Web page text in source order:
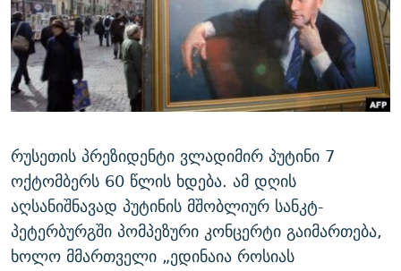
ᲛᲝᲚᲐᲞᲐᲠᲐᲙᲔ ᲢᲔᲥᲡᲢᲔᲑᲘ
ᲨᲘᲜ - ᲣᲪᲮᲝᲔᲗᲨᲘ
ᲚᲘᲢᲔᲠᲐᲢᲣᲠᲣᲚᲘ ᲬᲐᲮᲜᲐᲒᲔᲑᲘ
ᲐᲛᲔᲠᲘᲙᲣᲚᲘ ᲛᲝᲗᲮᲠᲝᲑᲐ
ᲘᲛᲞᲔᲠᲘᲐ ᲓᲐ ᲠᲐᲓᲘᲝ
ᲩᲔᲛᲘ ᲡᲘᲙᲕᲓᲘᲚᲘᲡ ᲛᲘᲖᲔᲖᲘᲐ COVID-19
11 ᲬᲔᲚᲘ - 11 ᲐᲛᲑᲐᲕᲘ
ᲡᲐᲞᲐᲠᲚᲐᲛᲔᲜᲢᲝ ᲐᲠᲩᲔᲕᲜᲔᲑᲘᲡ ᲘᲡᲢᲝᲠᲘᲐ
ᲑᲐᲕᲨᲕᲔᲑᲘ ᲞᲠᲝᲡᲢᲘᲢᲣᲪᲘᲐᲨᲘ - ᲐᲛᲝᲣᲗᲥᲛᲔᲚᲘ ᲐᲛᲑᲐᲕᲘ
5 ᲐᲛᲑᲐᲕᲘ - 20 ᲘᲕᲜᲘᲡᲡ ᲓᲐᲨᲐᲕᲔᲑᲣᲚᲔᲑᲘ
ᲐᲒᲕᲘᲡᲢᲝᲡ ᲝᲛᲘ
ПРИВЕТ ᲙᲣᲚᲢᲣᲠᲐ
ᲒᲐᲛᲝᲘᲬᲔᲠᲔ
რუსეთის პრეზიდენტი ვლადიმირ პუტინი 7
ოქტომბერს 60 წლის ხდება. ამ დღის
აღსანიშნავად პუტინის მშობლიურ სანკტ-
პეტერბურგში პომპეზური კონცერტი გაიმართება,
ხოლო მმართველი „ედინაია როსიას